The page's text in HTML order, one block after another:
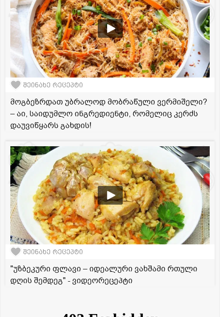
შეინახე რეცეპტი
მოგბეზრდათ უბრალოდ მობრაწული ვერმიშელი?
– აი, საიდუმლო ინგრედიენტი, რომელიც კერძს
დაუვიწყარს გახდის!
შეინახე რეცეპტი
"უზბეკური ფლავი – იდეალური ვახშამი რთული
დღის შემდეგ" - ვიდეორეცეპტი